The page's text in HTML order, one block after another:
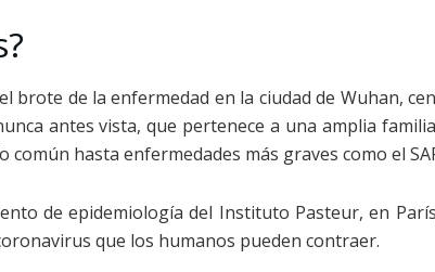
brote de la enfermedad en la ciudad de Wuhan,
antes vista, que pertenece a una amplia
hasta enfermedades más graves como el
de epidemiología del Instituto Pasteur, en
que los humanos pueden contraer.